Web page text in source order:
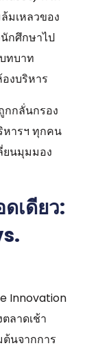
มเหลวของ
กศึกษาไป
ทบาท
งบริหาร
กกลั่นกรอง
หารฯ ทุกคน
ยนมุมมอง
เดียว:
Innovation
ลาดเช้า
นจากการ